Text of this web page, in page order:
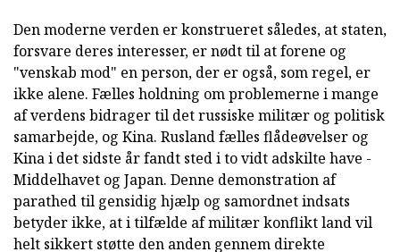
Den moderne verden er konstrueret således, at staten,
forsvare deres interesser, er nødt til at forene og
"venskab mod" en person, der er også, som regel, er
ikke alene. Fælles holdning om problemerne i mange
af verdens bidrager til det russiske militær og politisk
samarbejde, og Kina. Rusland fælles flådeøvelser og
Kina i det sidste år fandt sted i to vidt adskilte have -
Middelhavet og Japan. Denne demonstration af
parathed til gensidig hjælp og samordnet indsats
betyder ikke, at i tilfælde af militær konflikt land vil
helt sikkert støtte den anden gennem direkte